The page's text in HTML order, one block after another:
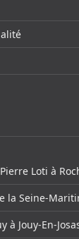
Loti à
la Seine-
à Jouy-En-